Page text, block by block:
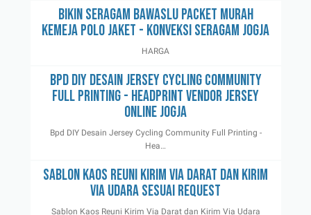
Bikin Seragam Bawaslu Packet Murah
Kemeja Polo Jaket - Konveksi Seragam Jogja
HARGA
Bpd DIY Desain Jersey Cycling Community
Full Printing - Headprint Vendor Jersey
Online Jogja
Bpd DIY Desain Jersey Cycling Community Full Printing -
Hea…
Sablon Kaos Reuni Kirim Via Darat dan Kirim
Via Udara Sesuai Request
Sablon Kaos Reuni Kirim Via Darat dan Kirim Via Udara